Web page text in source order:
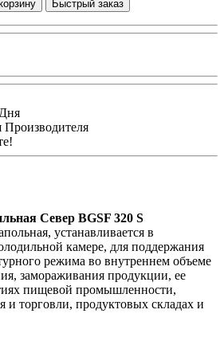
Быстрый заказ
Север BGSF 320 S
устанавливается в
камере, для поддержания
режима во внутреннем объеме
замораживания продукции, ее
пищевой промышленности,
и торговли, продуктовых складах и